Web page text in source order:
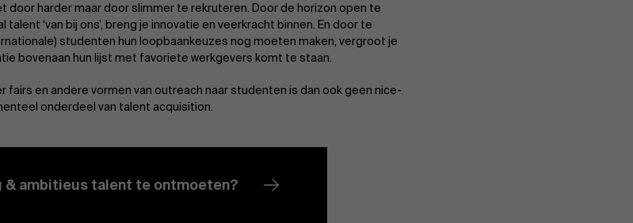
Over Antwerp Management School
door harder maar door slimmer te rekruteren. Door de horizon open te
‘van bij ons’, breng je innovatie en veerkracht binnen. En door te
studenten hun loopbaankeuzes nog moeten maken, vergroot je
bovenaan hun lijst met favoriete werkgevers komt te staan.
fairs en andere vormen van outreach naar studenten is dan ook geen nice-
onderdeel van talent acquisition.
& ambitieus talent te ontmoeten?